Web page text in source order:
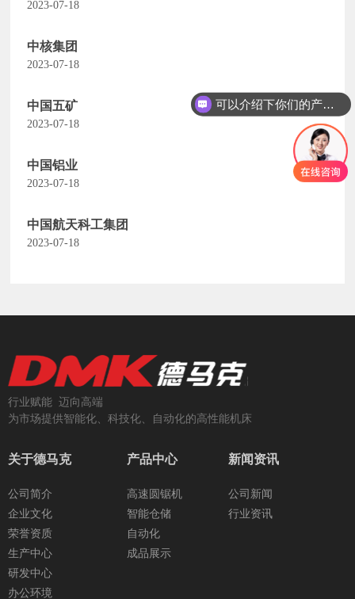
2023-07-18
中核集团
2023-07-18
中国五矿
2023-07-18
中国铝业
2023-07-18
中国航天科工集团
2023-07-18
行业赋能 迈向高端
为市场提供智能化、科技化、自动化的高性能机床
关于德马克
公司简介
企业文化
荣誉资质
生产中心
研发中心
办公环境
产品中心
高速圆锯机
智能仓储
自动化
成品展示
新闻资讯
公司新闻
行业资讯
可以介绍下你们的产品么